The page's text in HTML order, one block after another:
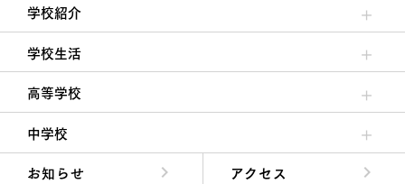
学校紹介
理事長/学園長メッセージ
安心して任せられる学校
沿革
施設・設備
大学合格実績
学校生活
クラブ活動・生徒会活動
夙川ブログ
制服紹介
夙川カレンダー
高等学校
高校校長からの挨拶
高校の教育方針／特色
特進コース／進学コース
年間行事
先輩たちの声・生徒たちの声
中学校
中学校長からの挨拶
中学校の教育方針／特色
Aコース／Bコース
年間行事
先輩たちの声・生徒たちの声
お知らせ
アクセス